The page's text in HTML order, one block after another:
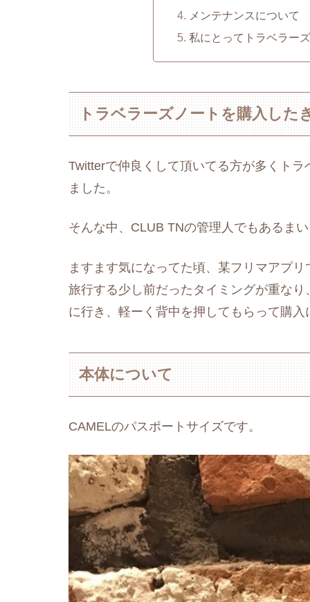
メンテナンスについて
私にとってトラベラー
トラベラーズノートを購入した
Twitterで仲良くして頂いてる方が多くト
ました。
そんな中、CLUB TNの管理人でもあるま
ますます気になってた頃、某フリマアプ
旅行する少し前だったタイミングが重な
に行き、軽ーく背中を押してもらって購入
本体について
CAMELのパスポートサイズです。